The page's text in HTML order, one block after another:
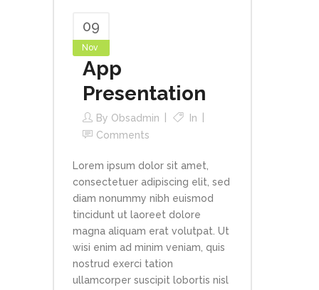
09
Nov
App
Presentation
By Obsadmin
In
Comments
Lorem ipsum dolor sit amet,
consectetuer adipiscing elit, sed
diam nonummy nibh euismod
tincidunt ut laoreet dolore
magna aliquam erat volutpat. Ut
wisi enim ad minim veniam, quis
nostrud exerci tation
ullamcorper suscipit lobortis nisl